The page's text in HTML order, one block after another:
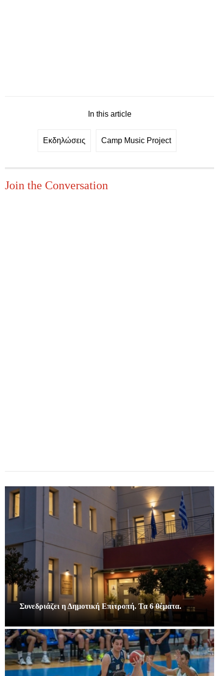
In this article
Εκδηλώσεις Camp Music Project
Join the Conversation
Συνεδριάζει η Δημοτική Επιτροπή. Τα 6 θέματα.